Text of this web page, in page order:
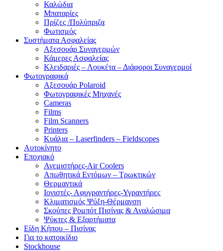
Καλώδια
Μπαταρίες
Πρίζες /Πολύπριζα
Φωτισμός
Συστήματα Ασφαλείας
Αξεσουάρ Συναγερμών
Κάμερες Ασφαλείας
Κλειδαριές – Λουκέτα – Διάφοροι Συναγερμοί
Φωτογραφικά
Αξεσουάρ Polaroid
Φωτογραφικές Μηχανές
Cameras
Films
Film Scanners
Printers
Κυάλια – Laserfinders – Fieldscopes
Αυτοκίνητο
Εποχιακό
Ανεμιστήρες-Air Coolers
Απωθητικά Εντόμων – Τρωκτικών
Θερμαντικά
Ιονιστές- Αφυγραντήρες-Υγραντήρες
Κλιματισμός Ψύξη-Θέρμανση
Σκούπες Ρομπότ Πισίνας & Αναλώσιμα
Ψύκτες & Εξαρτήματα
Είδη Κήπου – Πισίνας
Για το κατοικίδιο
Stockhouse